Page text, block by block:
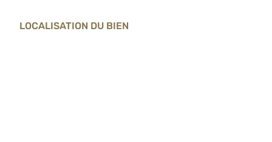
LOCALISATION DU BIEN